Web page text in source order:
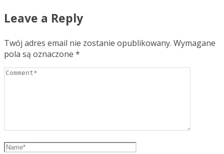
Leave a Reply
Twój adres email nie zostanie opublikowany. Wymagane
pola są oznaczone *